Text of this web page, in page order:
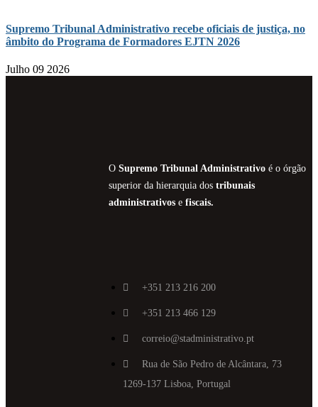
Supremo Tribunal Administrativo recebe oficiais de justiça, no
âmbito do Programa de Formadores EJTN 2026
Julho 09 2026
O Supremo Tribunal Administrativoé o órgão
superior da hierarquia dos tribunais
administrativose fiscais.
+351 213 216 200
+351 213 466 129
correio@stadministrativo.pt
Rua de São Pedro de Alcântara, 73
1269-137 Lisboa, Portugal